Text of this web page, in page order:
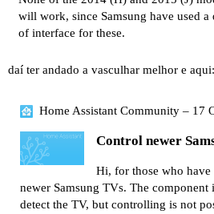
will work, since Samsung have used
of interface for these.
daí ter andado a vasculhar melhor e aqui:
Home Assistant Community – 17
Control newer
Hi, for those who
newer Samsung TVs. The
detect the TV, but controlling is not